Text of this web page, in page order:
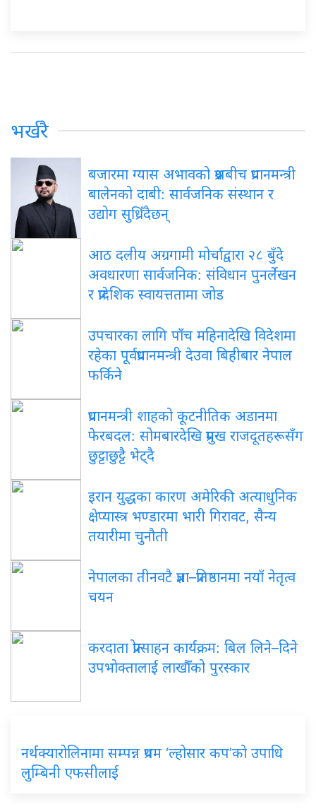
भर्खरै
बजारमा ग्यास अभावको प्रश्नबीच प्रधानमन्त्री
बालेनको दाबी: सार्वजनिक संस्थान र
उद्योग सुध्रिँदैछन्
आठ दलीय अग्रगामी मोर्चाद्वारा २८ बुँदे
अवधारणा सार्वजनिक: संविधान पुनर्लेखन
र प्रादेशिक स्वायत्ततामा जोड
उपचारका लागि पाँच महिनादेखि विदेशमा
रहेका पूर्वप्रधानमन्त्री देउवा बिहीबार नेपाल
फर्किने
प्रधानमन्त्री शाहको कूटनीतिक अडानमा
फेरबदल: सोमबारदेखि प्रमुख राजदूतहरूसँग
छुट्टाछुट्टै भेट्दै
इरान युद्धका कारण अमेरिकी अत्याधुनिक
क्षेप्यास्त्र भण्डारमा भारी गिरावट, सैन्य
तयारीमा चुनौती
नेपालका तीनवटै प्रज्ञा–प्रतिष्ठानमा नयाँ नेतृत्व
चयन
करदाता प्रोत्साहन कार्यक्रम: बिल लिने–दिने
उपभोक्तालाई लाखौँको पुरस्कार
नर्थक्यारोलिनामा सम्पन्न प्रथम ‘ल्होसार कप’को उपाधि
लुम्बिनी एफसीलाई